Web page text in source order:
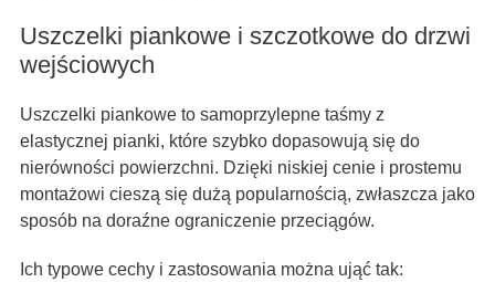
Uszczelki piankowe i szczotkowe do drzwi
wejściowych
Uszczelki piankowe to samoprzylepne taśmy z
elastycznej pianki, które szybko dopasowują się do
nierówności powierzchni. Dzięki niskiej cenie i prostemu
montażowi cieszą się dużą popularnością, zwłaszcza jako
sposób na doraźne ograniczenie przeciągów.
Ich typowe cechy i zastosowania można ująć tak: